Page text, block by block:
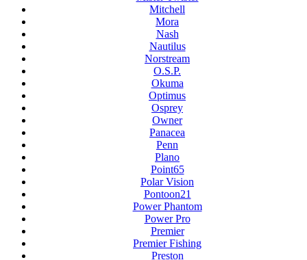
Mitchell
Mora
Nash
Nautilus
Norstream
O.S.P.
Okuma
Optimus
Osprey
Owner
Panacea
Penn
Plano
Point65
Polar Vision
Pontoon21
Power Phantom
Power Pro
Premier
Premier Fishing
Preston